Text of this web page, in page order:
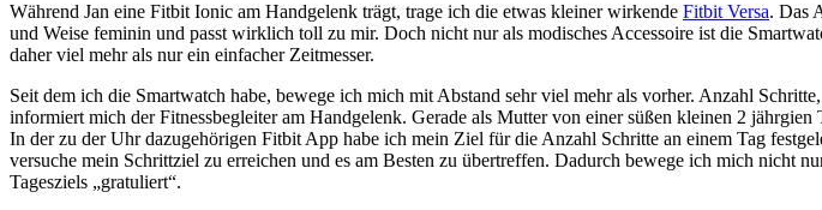
Während Jan eine Fitbit Ionic am Handgelenk trägt, trage ich die etwas kleiner wirkende Fitbit Versa. Das
und Weise feminin und passt wirklich toll zu mir. Doch nicht nur als modisches Accessoire ist die
daher viel mehr als nur ein einfacher Zeitmesser.
Seit dem ich die Smartwatch habe, bewege ich mich mit Abstand sehr viel mehr als vorher. Anzahl
informiert mich der Fitnessbegleiter am Handgelenk. Gerade als Mutter von einer süßen kleinen 2
In der zu der Uhr dazugehörigen Fitbit App habe ich mein Ziel für die Anzahl Schritte an einem Tag
versuche mein Schrittziel zu erreichen und es am Besten zu übertreffen. Dadurch bewege ich mich nicht
Tagesziels „gratuliert“.